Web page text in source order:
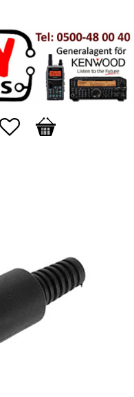
Favoriter
Kundvagn